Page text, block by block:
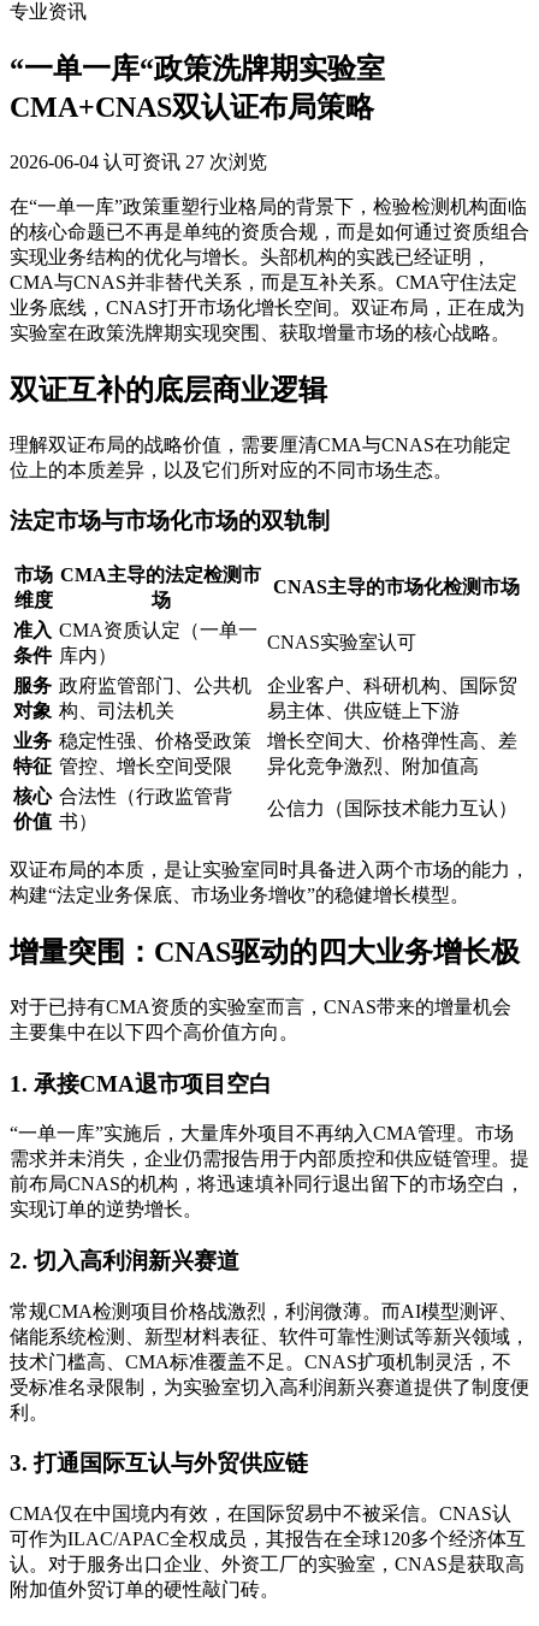
专业资讯
“一单一库“政策洗牌期实验室
CMA+CNAS双认证布局策略
2026-06-04 认可资讯 27 次浏览
在“一单一库”政策重塑行业格局的背景下，检验检测机构面临
的核心命题已不再是单纯的资质合规，而是如何通过资质组合
实现业务结构的优化与增长。头部机构的实践已经证明，
CMA与CNAS并非替代关系，而是互补关系。CMA守住法定
业务底线，CNAS打开市场化增长空间。双证布局，正在成为
实验室在政策洗牌期实现突围、获取增量市场的核心战略。
双证互补的底层商业逻辑
理解双证布局的战略价值，需要厘清CMA与CNAS在功能定
位上的本质差异，以及它们所对应的不同市场生态。
法定市场与市场化市场的双轨制
市场
维度
CMA主导的法定检测市
场
CNAS主导的市场化检测市场
准入
条件
CMA资质认定（一单一
库内）
CNAS实验室认可
服务
对象
政府监管部门、公共机
构、司法机关
企业客户、科研机构、国际贸
易主体、供应链上下游
业务
特征
稳定性强、价格受政策
管控、增长空间受限
增长空间大、价格弹性高、差
异化竞争激烈、附加值高
核心
价值
合法性（行政监管背
书）
公信力（国际技术能力互认）
双证布局的本质，是让实验室同时具备进入两个市场的能力，
构建“法定业务保底、市场业务增收”的稳健增长模型。
增量突围：CNAS驱动的四大业务增长极
对于已持有CMA资质的实验室而言，CNAS带来的增量机会
主要集中在以下四个高价值方向。
1. 承接CMA退市项目空白
“一单一库”实施后，大量库外项目不再纳入CMA管理。市场
需求并未消失，企业仍需报告用于内部质控和供应链管理。提
前布局CNAS的机构，将迅速填补同行退出留下的市场空白，
实现订单的逆势增长。
2. 切入高利润新兴赛道
常规CMA检测项目价格战激烈，利润微薄。而AI模型测评、
储能系统检测、新型材料表征、软件可靠性测试等新兴领域，
技术门槛高、CMA标准覆盖不足。CNAS扩项机制灵活，不
受标准名录限制，为实验室切入高利润新兴赛道提供了制度便
利。
3. 打通国际互认与外贸供应链
CMA仅在中国境内有效，在国际贸易中不被采信。CNAS认
可作为ILAC/APAC全权成员，其报告在全球120多个经济体互
认。对于服务出口企业、外资工厂的实验室，CNAS是获取高
附加值外贸订单的硬性敲门砖。